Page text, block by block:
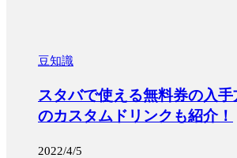
豆知識
スタバで使える無料券の入
のカスタムドリンクも紹介！
2022/4/5